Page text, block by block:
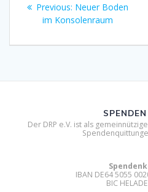
Previous: Previous
post:
Neuer Boden
im Konsolenraum
Der DRP e.V. ist als
IBAN DE64 5055
BIC